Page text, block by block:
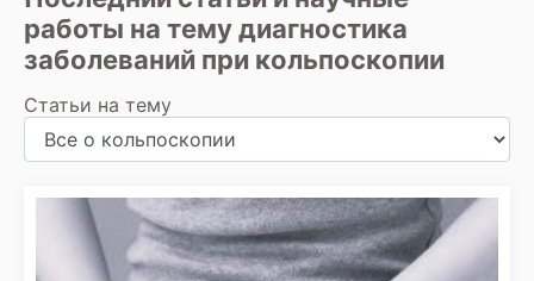
работы на тему диагностика
заболеваний при кольпоскопии
Статьи на тему